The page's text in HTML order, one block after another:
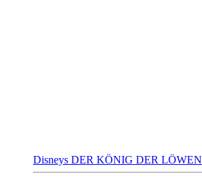
Disneys DER KÖNIG DER LÖWEN